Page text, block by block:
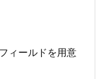
ィールドを用意